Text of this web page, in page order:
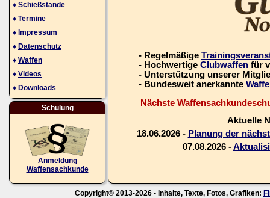
♦ Schießstände
♦ Termine
♦ Impressum
♦ Datenschutz
♦ Waffen
♦ Videos
♦ Downloads
Schulung
Anmeldung
Waffensachkunde
- Regelmäßige
- Hochwertige Clubwaffen für
- Unterstützung unserer
- Bundesweit anerkannte
Nächste
Aktuelle
18.06.2026 - Planung der
07.08.2026 -
Copyright© 2013-2026 - Inhalte, Texte, Fotos, Grafiken: